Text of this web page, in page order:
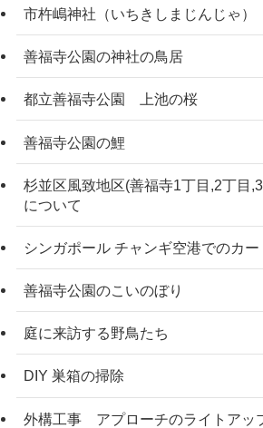
市杵嶋神社（いちきしまじんじゃ）
善福寺公園の神社の鳥居
都立善福寺公園 上池の桜
善福寺公園の鯉
杉並区風致地区(善福寺1丁目,2丁目
について
シンガポール チャンギ空港でのカー
善福寺公園のこいのぼり
庭に来訪する野鳥たち
DIY 巣箱の掃除
外構工事 アプローチのライトア